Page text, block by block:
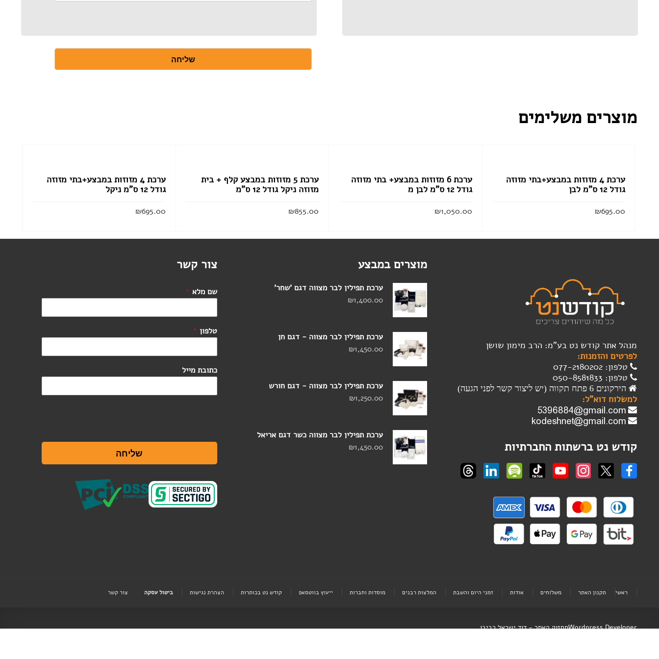
שליחה
מוצרים משלימים
ערכת 4 מזוזות במבצע+בתי מזוזה
גודל 12 ס”מ ניקל
₪695.00
ערכת 5 מזוזות במבצע קלף + בית
מזוזה ניקל גודל 12 ס”מ
₪855.00
ערכת 6 מזוזות במבצע+ בתי מזוזה
גודל 12 ס”מ לבן מ
₪1,050.00
ערכת 4 מזוזות במבצע+בתי מזוזה
גודל 12 ס”מ לבן
₪695.00
צור קשר
שם מלא *
טלפון *
כתובת מייל
שליחה
מוצרים במבצע
ערכת תפילין לבר מצווה דגם 'שחר'
₪1,400.00
ערכת תפילין לבר מצווה - דגם חן
₪1,450.00
ערכת תפילין לבר מצווה - דגם חורש
₪1,250.00
ערכת תפילין לבר מצווה כשר דגם אריאל
₪1,450.00
מנהל אתר קודש נט בע"מ: הרב מימון שושן
לפרטים והזמנות:
טלפון: 077-2180202
טלפון: 050-8581833
הירקונים 6 פתח תקווה (יש ליצור קשר לפני הגעה)
למשלוח דוא"ל:
קודש נט ברשתות החברתיות
ראשי תקנון האתר משלוחים אודות זמני היום והשבת המלצות רבנים מוסדות וחברות ייעוץ בווטסאפ קודש נט בכותרות הצהרת נגישות ביטול עסקה צור קשר
Wordpress Developerתחזוק האתר - דוד ישראל רביבו